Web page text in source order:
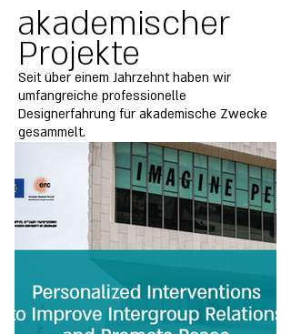
akademischer
Projekte
Seit über einem Jahrzehnt haben wir
umfangreiche professionelle
Designerfahrung für akademische Zwecke
gesammelt.